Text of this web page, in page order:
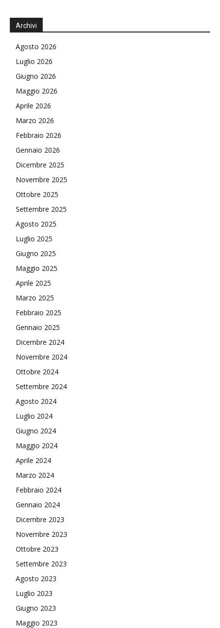
Archivi
Agosto 2026
Luglio 2026
Giugno 2026
Maggio 2026
Aprile 2026
Marzo 2026
Febbraio 2026
Gennaio 2026
Dicembre 2025
Novembre 2025
Ottobre 2025
Settembre 2025
Agosto 2025
Luglio 2025
Giugno 2025
Maggio 2025
Aprile 2025
Marzo 2025
Febbraio 2025
Gennaio 2025
Dicembre 2024
Novembre 2024
Ottobre 2024
Settembre 2024
Agosto 2024
Luglio 2024
Giugno 2024
Maggio 2024
Aprile 2024
Marzo 2024
Febbraio 2024
Gennaio 2024
Dicembre 2023
Novembre 2023
Ottobre 2023
Settembre 2023
Agosto 2023
Luglio 2023
Giugno 2023
Maggio 2023